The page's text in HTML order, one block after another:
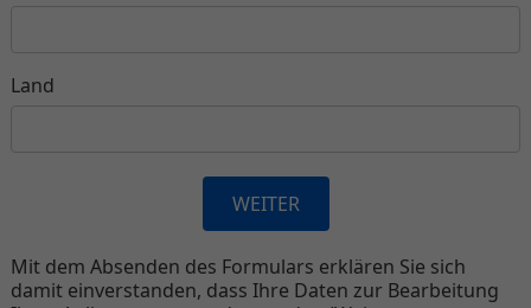
Land
Mit dem Absenden des Formulars erklären Sie sich
damit einverstanden, dass Ihre Daten zur Bearbeitung